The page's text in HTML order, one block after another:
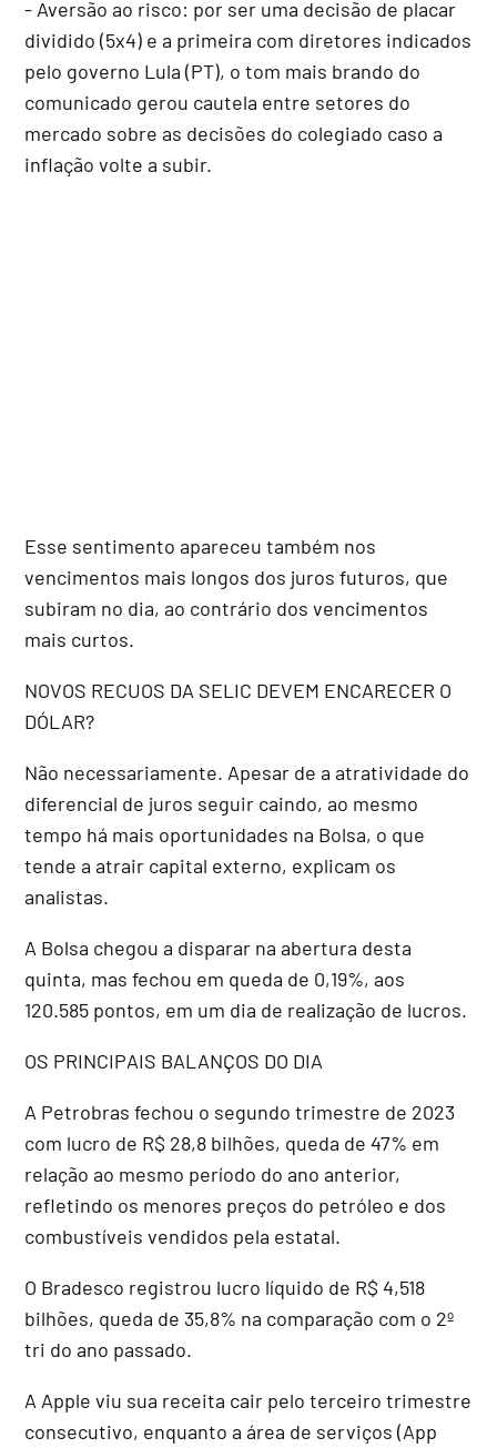
- Aversão ao risco: por ser uma decisão de placar
dividido (5x4) e a primeira com diretores indicados
pelo governo Lula (PT), o tom mais brando do
comunicado gerou cautela entre setores do
mercado sobre as decisões do colegiado caso a
inflação volte a subir.
Esse sentimento apareceu também nos
vencimentos mais longos dos juros futuros, que
subiram no dia, ao contrário dos vencimentos
mais curtos.
NOVOS RECUOS DA SELIC DEVEM ENCARECER O
DÓLAR?
Não necessariamente. Apesar de a atratividade do
diferencial de juros seguir caindo, ao mesmo
tempo há mais oportunidades na Bolsa, o que
tende a atrair capital externo, explicam os
analistas.
A Bolsa chegou a disparar na abertura desta
quinta, mas fechou em queda de 0,19%, aos
120.585 pontos, em um dia de realização de lucros.
OS PRINCIPAIS BALANÇOS DO DIA
A Petrobras fechou o segundo trimestre de 2023
com lucro de R$ 28,8 bilhões, queda de 47% em
relação ao mesmo período do ano anterior,
refletindo os menores preços do petróleo e dos
combustíveis vendidos pela estatal.
O Bradesco registrou lucro líquido de R$ 4,518
bilhões, queda de 35,8% na comparação com o 2º
tri do ano passado.
A Apple viu sua receita cair pelo terceiro trimestre
consecutivo, enquanto a área de serviços (App